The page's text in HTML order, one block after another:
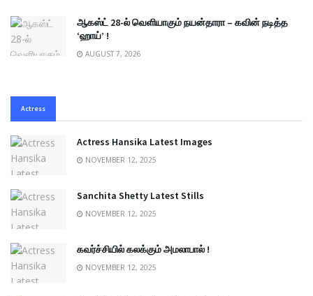
ஆகஸ்ட் 28-ல் வெளியாகும் நயன்தாரா – கவின் நடித்த
‘ஹாய்’ !
AUGUST 7, 2026
Actress
Actress Hansika Latest Images
NOVEMBER 12, 2025
Sanchita Shetty Latest Stills
NOVEMBER 12, 2025
கவர்ச்சியில் கலக்கும் அமலாபால் !
NOVEMBER 12, 2025